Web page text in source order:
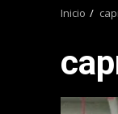
Inicio